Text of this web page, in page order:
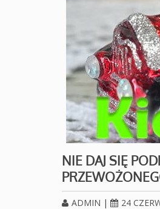
NIE DAJ SIĘ
ADMIN | 24